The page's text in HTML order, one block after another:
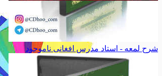
شرح لمعه - استاد مدرس افغانی ناموجود